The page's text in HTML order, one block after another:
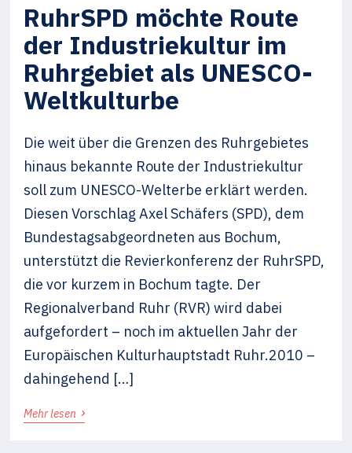
RuhrSPD möchte Route
der Industriekultur im
Ruhrgebiet als UNESCO-
Weltkulturbe
Die weit über die Grenzen des Ruhrgebietes
hinaus bekannte Route der Industriekultur
soll zum UNESCO-Welterbe erklärt werden.
Diesen Vorschlag Axel Schäfers (SPD), dem
Bundestagsabgeordneten aus Bochum,
unterstützt die Revierkonferenz der RuhrSPD,
die vor kurzem in Bochum tagte. Der
Regionalverband Ruhr (RVR) wird dabei
aufgefordert – noch im aktuellen Jahr der
Europäischen Kulturhauptstadt Ruhr.2010 –
dahingehend […]
Mehr lesen ›